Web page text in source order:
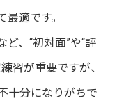
最適です。
、“初対面”や“評
習が重要ですが、
十分になりがちで